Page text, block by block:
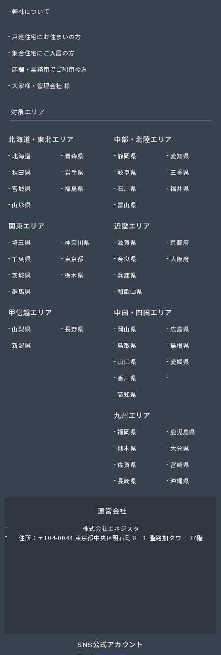
弊社について
戸建住宅にお住まいの方
集合住宅にご入居の方
店舗・業務用でご利用の方
大家様・管理会社 様
対象エリア
北海道・東北エリア
北海道
青森県
秋田県
岩手県
宮城県
福島県
山形県
関東エリア
埼玉県
神奈川県
千葉県
東京都
茨城県
栃木県
群馬県
甲信越エリア
山梨県
長野県
新潟県
中部・北陸エリア
静岡県
愛知県
岐阜県
三重県
石川県
福井県
富山県
近畿エリア
滋賀県
京都府
奈良県
大阪府
兵庫県
和歌山県
中国・四国エリア
岡山県
広島県
鳥取県
島根県
山口県
愛媛県
香川県
高知県
九州エリア
福岡県
鹿児島県
熊本県
大分県
佐賀県
宮崎県
長崎県
沖縄県
運営会社
株式会社エネジスタ
住所：〒104-0044 東京都中央区明石町８−１ 聖路加タワー 34階
SNS公式アカウント